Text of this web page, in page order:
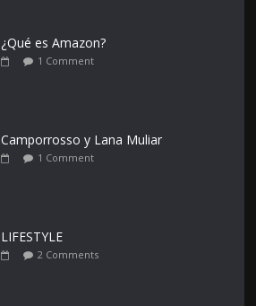
¿Qué es Amazon?
1 Comment
Camporrosso y Lana Muliar
1 Comment
LIFESTYLE
2 Comments